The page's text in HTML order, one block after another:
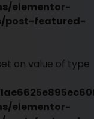
elementor-
post-featured-
on value of type
elementor-